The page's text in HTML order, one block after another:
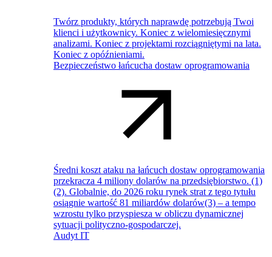
Twórz produkty, których naprawdę potrzebują Twoi
klienci i użytkownicy. Koniec z wielomiesięcznymi
analizami. Koniec z projektami rozciągniętymi na lata.
Koniec z opóźnieniami.
Bezpieczeństwo łańcucha dostaw oprogramowania
Średni koszt ataku na łańcuch dostaw oprogramowania
przekracza 4 miliony dolarów na przedsiębiorstwo. (1)
(2). Globalnie, do 2026 roku rynek strat z tego tytułu
osiągnie wartość 81 miliardów dolarów(3) – a tempo
wzrostu tylko przyspiesza w obliczu dynamicznej
sytuacji polityczno-gospodarczej.
Audyt IT